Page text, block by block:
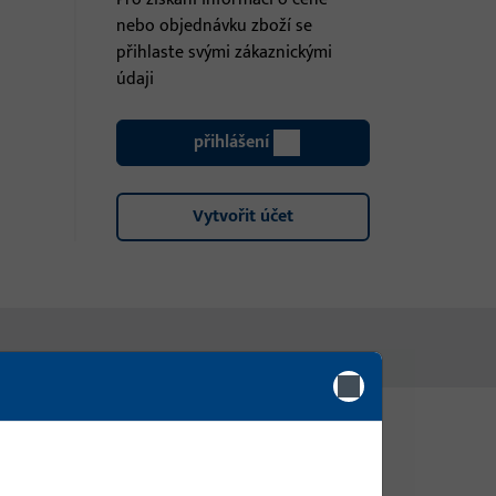
nebo objednávku zboží se
přihlaste svými zákaznickými
údaji
přihlášení
Vytvořit účet